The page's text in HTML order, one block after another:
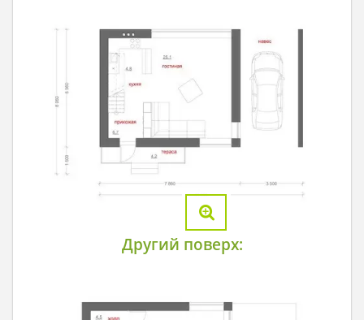
Другий поверх: